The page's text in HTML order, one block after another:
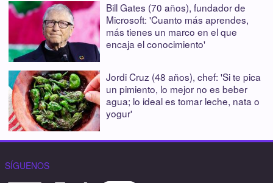
Bill Gates (70 años), fundador de
Microsoft: 'Cuanto más aprendes,
más tienes un marco en el que
encaja el conocimiento'
Jordi Cruz (48 años), chef: 'Si te pica
un pimiento, lo mejor no es beber
agua; lo ideal es tomar leche, nata o
yogur'
SÍGUENOS